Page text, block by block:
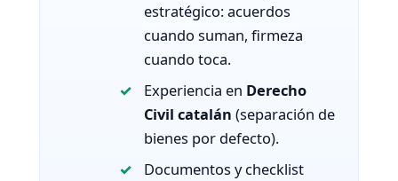
estratégico: acuerdos
cuando suman, firmeza
cuando toca.
Experiencia en Derecho
Civil catalán (separación de
bienes por defecto).
Documentos y checklist